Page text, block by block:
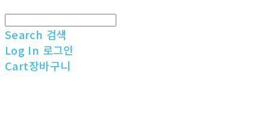
Search 검색
Log In 로그인
Cart장바구니